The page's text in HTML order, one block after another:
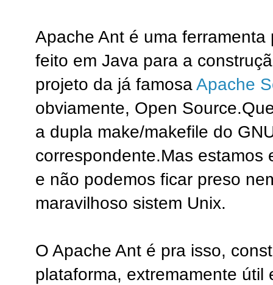
Apache Ant é uma
feito em Java para a
projeto da já famosaApache
obviamente, Open Source.
a dupla make/makefile do
correspondente.Mas estamos
e não podemos ficar preso
maravilhoso sistem Unix.
O Apache Ant é pra isso,
plataforma, extremamente útil